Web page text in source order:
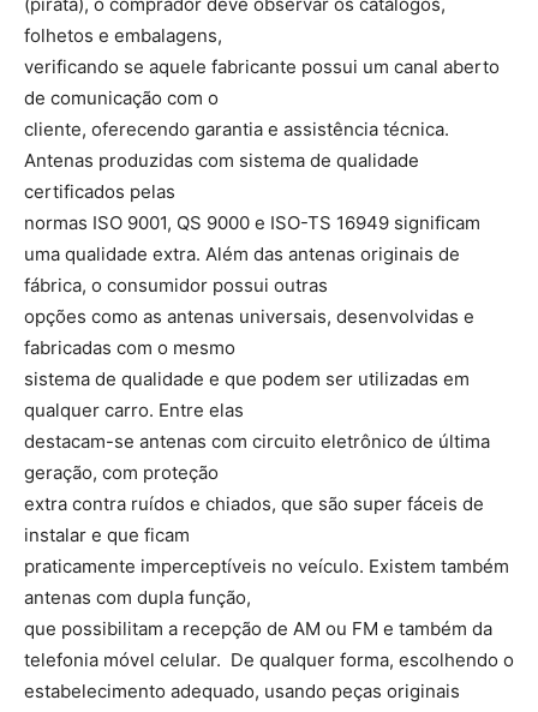
folhetos e embalagens,
verificando se aquele fabricante possui um canal aberto
de comunicação com o
cliente, oferecendo garantia e assistência técnica.
Antenas produzidas com sistema de qualidade
certificados pelas
normas ISO 9001, QS 9000 e ISO-TS 16949 significam
uma qualidade extra. Além das antenas originais de
fábrica, o consumidor possui outras
opções como as antenas universais, desenvolvidas e
fabricadas com o mesmo
sistema de qualidade e que podem ser utilizadas em
qualquer carro. Entre elas
destacam-se antenas com circuito eletrônico de última
geração, com proteção
extra contra ruídos e chiados, que são super fáceis de
instalar e que ficam
praticamente imperceptíveis no veículo. Existem também
antenas com dupla função,
que possibilitam a recepção de AM ou FM e também da
telefonia móvel celular. De qualquer forma, escolhendo o
estabelecimento adequado, usando peças originais